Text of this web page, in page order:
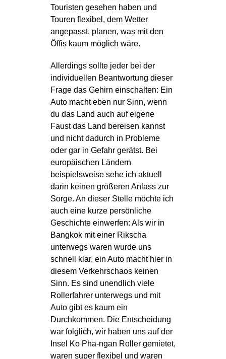
Touristen gesehen haben und
Touren flexibel, dem Wetter
angepasst, planen, was mit den
Öffis kaum möglich wäre.
Allerdings sollte jeder bei der
individuellen Beantwortung dieser
Frage das Gehirn einschalten: Ein
Auto macht eben nur Sinn, wenn
du das Land auch auf eigene
Faust das Land bereisen kannst
und nicht dadurch in Probleme
oder gar in Gefahr gerätst. Bei
europäischen Ländern
beispielsweise sehe ich aktuell
darin keinen größeren Anlass zur
Sorge. An dieser Stelle möchte ich
auch eine kurze persönliche
Geschichte einwerfen: Als wir in
Bangkok mit einer Rikscha
unterwegs waren wurde uns
schnell klar, ein Auto macht hier in
diesem Verkehrschaos keinen
Sinn. Es sind unendlich viele
Rollerfahrer unterwegs und mit
Auto gibt es kaum ein
Durchkommen. Die Entscheidung
war folglich, wir haben uns auf der
Insel Ko Pha-ngan Roller gemietet,
waren super flexibel und waren